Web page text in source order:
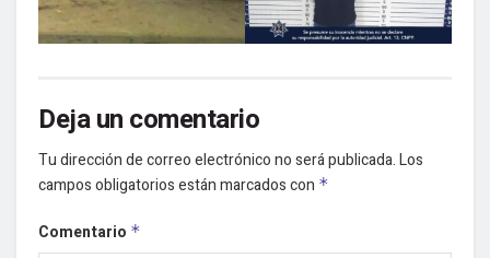
Deja un comentario
Tu dirección de correo electrónico no será publicada.Los
campos obligatorios están marcados con *
Comentario *